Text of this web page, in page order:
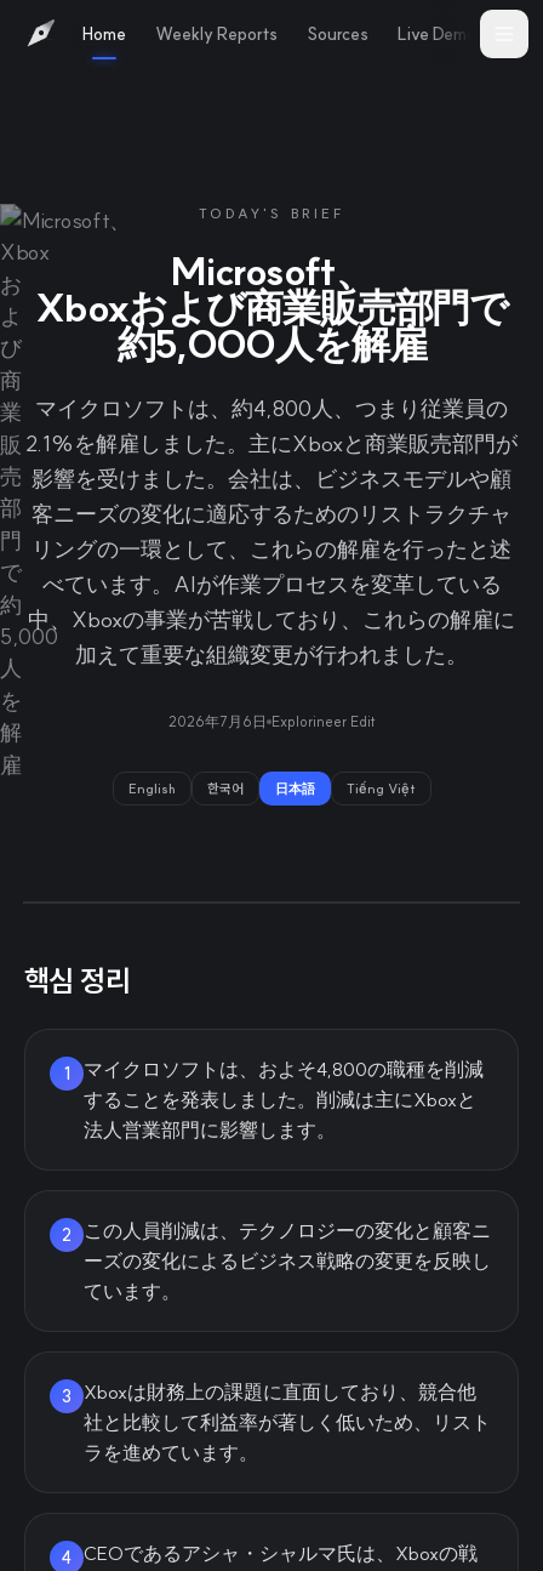
Home Weekly Reports Sources Live Demo
TODAY'S BRIEF
Microsoft、
Xboxおよび商業販売部門で
約5,000人を解雇
マイクロソフトは、約4,800人、つまり従業員の
2.1%を解雇しました。主にXboxと商業販売部門が
影響を受けました。会社は、ビジネスモデルや顧
客ニーズの変化に適応するためのリストラクチャ
リングの一環として、これらの解雇を行ったと述
べています。AIが作業プロセスを変革している
中、Xboxの事業が苦戦しており、これらの解雇に
加えて重要な組織変更が行われました。
2026年7月6日 Explorineer Edit
English 한국어 日本語 Tiếng Việt
핵심 정리
1
マイクロソフトは、およそ4,800の職種を削減
することを発表しました。削減は主にXboxと
法人営業部門に影響します。
2
この人員削減は、テクノロジーの変化と顧客ニ
ーズの変化によるビジネス戦略の変更を反映し
ています。
3
Xboxは財務上の課題に直面しており、競合他
社と比較して利益率が著しく低いため、リスト
ラを進めています。
4
CEOであるアシャ・シャルマ氏は、Xboxの戦